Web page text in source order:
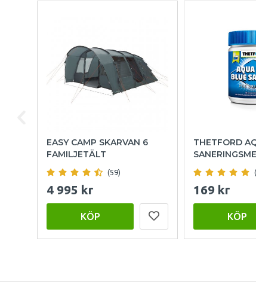
EASY CAMP SKARVAN 6
FAMILJETÄLT
(59)
4 995 kr
KÖP
THETFORD
169 kr
KÖP